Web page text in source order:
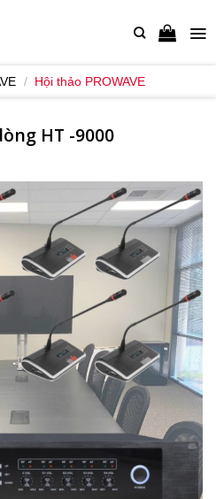
/ Hội thảo PROWAVE
HT -9000